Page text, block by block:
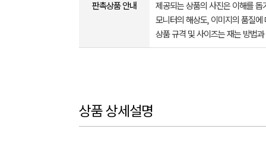
판촉상품 안내
제공되는 상품의 사진은 이해를
모니터의 해상도, 이미지의 품질
상품 규격 및 사이즈는 재는 방법
상품 상세설명